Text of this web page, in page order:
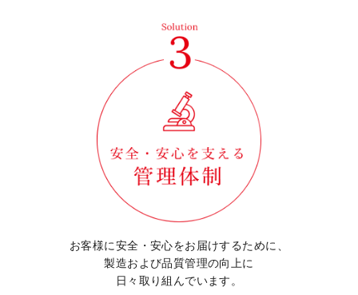
お客様に安全・安心をお届けするために、
製造および品質管理の向上に
日々取り組んでいます。